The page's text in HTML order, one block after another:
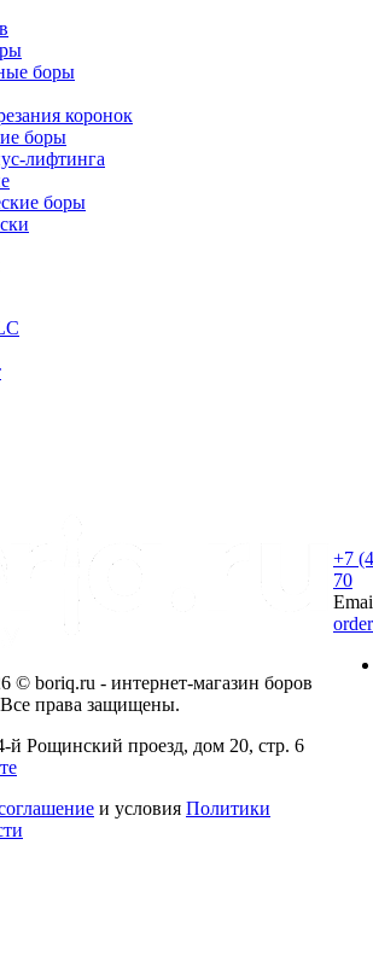
боры
коронок
боры
лифтинга
боры
© boriq.ru - интернет-магазин боров
Все права защищены.
й Рощинский проезд, дом 20, стр. 6
и условия Политики
+7
70